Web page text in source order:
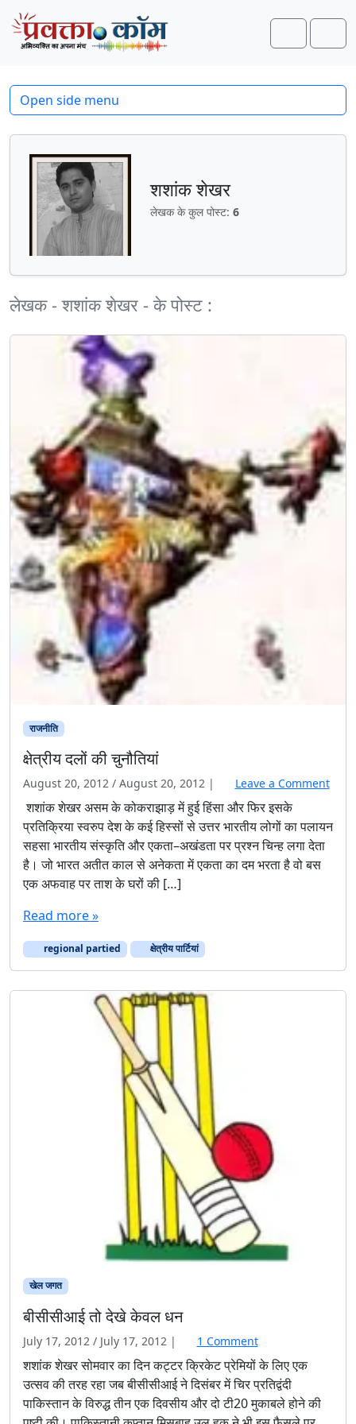
Skip to content
Skip to footer
Search
शशांक शेखर
लेखक के कुल पोस्ट: 6
लेखक - शशांक शेखर - के पोस्ट :
राजनीति
क्षेत्रीय दलों की चुनौतियां
August 20, 2012 / August 20, 2012 | Leave a Comment
शशांक शेखर असम के कोकराझाड़ में हुई हिंसा और फिर इसके
प्रतिक्रिया स्वरुप देश के कई हिस्सों से उत्तर भारतीय लोगों का पलायन
सहसा भारतीय संस्कृति और एकता–अखंडता पर प्रश्न चिन्ह लगा देता
है। जो भारत अतीत काल से अनेकता में एकता का दम भरता है वो बस
एक अफवाह पर ताश के घरों की […]
Read more »
regional partied क्षेत्रीय पार्टियां
खेल जगत
बीसीसीआई तो देखे केवल धन
July 17, 2012 / July 17, 2012 | 1 Commento
n
बी
सी
सी
शशांक शेखर सोमवार का दिन कट्टर क्रिकेट प्रेमियों के लिए एक
उत्सव की तरह रहा जब बीसीसीआई ने दिसंबर में चिर प्रतिद्वंदी
पाकिस्तान के विरुद्ध तीन एक दिवसीय और दो टी20 मुकाबले होने की
Open side menu